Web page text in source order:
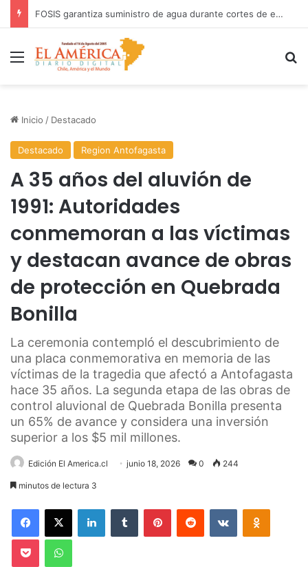
COANIQUEM inicia gira nacional para presentar Manual de Quemaduras a profesionales de la salud
Menú
Inicio / Destacado
Destacado Region Antofagasta
A 35 años del aluvión de
1991: Autoridades
conmemoran a las víctimas
y destacan avance de obras
de protección en Quebrada
Bonilla
La ceremonia contempló el descubrimiento de
una placa conmemorativa en memoria de las
víctimas de la tragedia que afectó a Antofagasta
hace 35 años. La segunda etapa de las obras de
control aluvional de Quebrada Bonilla presenta
un 65% de avance y considera una inversión
superior a los $5 mil millones.
Edición El America.cl junio 18, 2026 0 244
minutos de lectura 3
Facebook
X LinkedInTumblr PinterestReddit VKontakte
Pocket WhatsApp